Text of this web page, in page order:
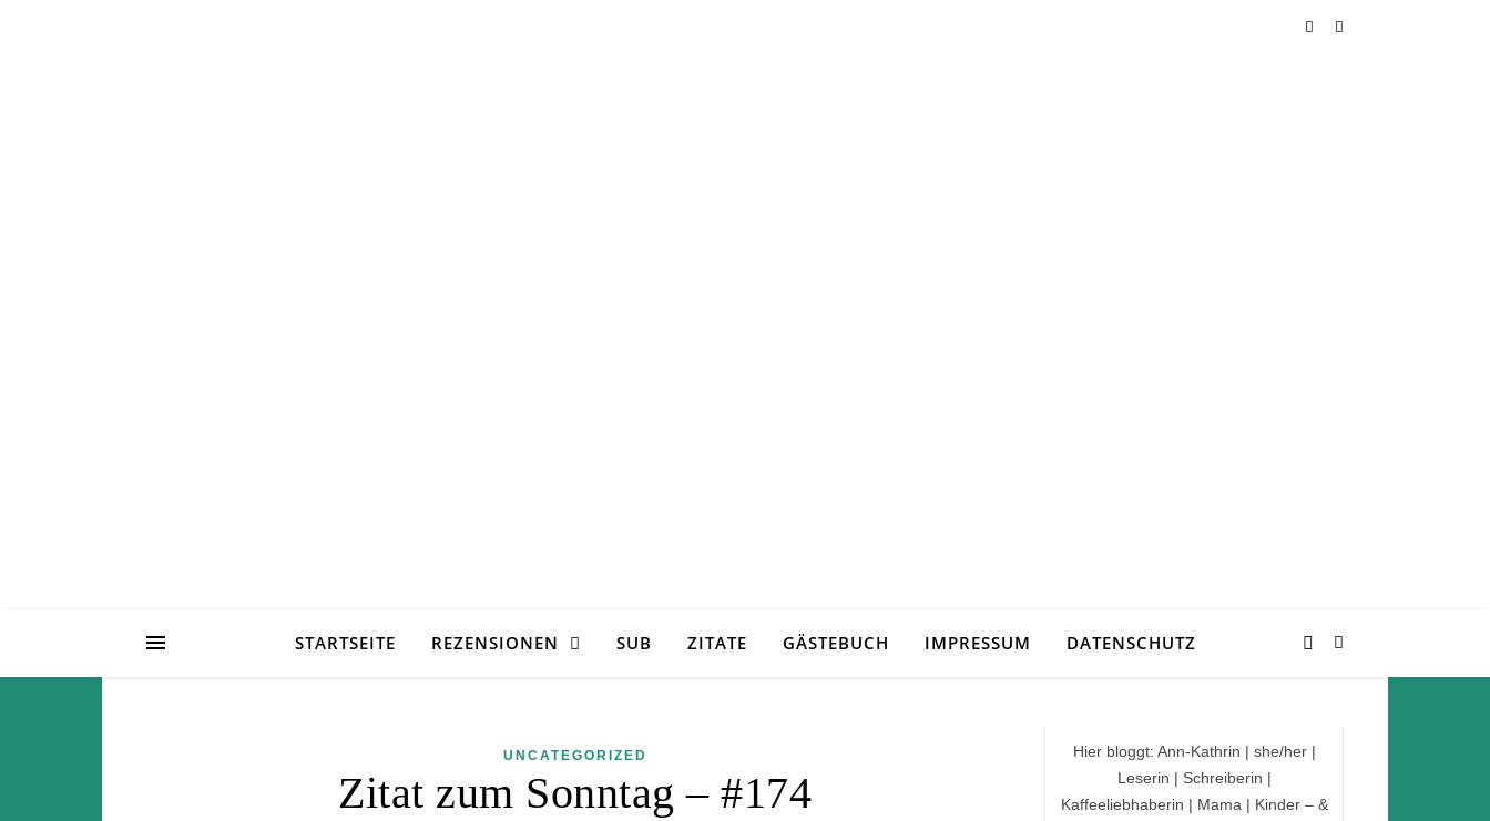
STARTSEITE REZENSIONEN SUB ZITATE GÄSTEBUCH IMPRESSUM DATENSCHUTZ
UNCATEGORIZED
Zitat zum Sonntag – #174
Hier bloggt: Ann-Kathrin | she/her |
Leserin | Schreiberin |
Kaffeeliebhaberin | Mama | Kinder – &